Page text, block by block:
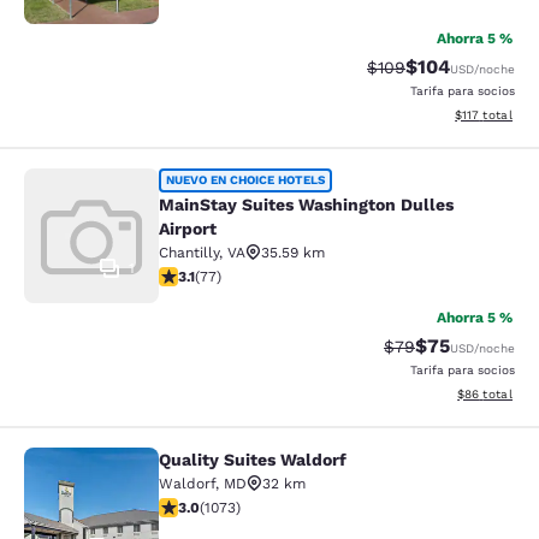
Ahorra 5 %
Precio tachado:
$109Precio con
$104USD/noche
Tarifa para socios
Ver detalles
$117 total
MainStay Suites Washington
1
NUEVO EN CHOICE HOTELS
MainStay Suites Washington Dulles
Airport
Chantilly, VA
35.59 km
calificación de 3.13 estrellas. Bueno. 77 reseñas
3.1(77)
Ahorra 5 %
Precio tachado:
$79Precio con
$75USD/noche
Tarifa para socios
Ver detalles
$86 total
Quality Suites Waldorf
Quality Suites Waldorf
Waldorf, MD
32 km
calificación de 2.95 estrellas. Feria. 1073 reseñas
3.0(1073)